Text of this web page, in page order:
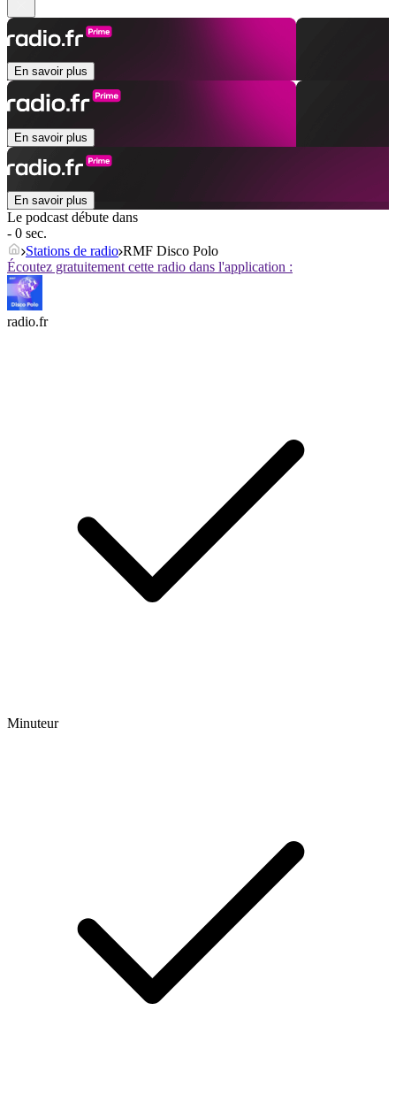
En savoir plus
En savoir plus
En savoir plus
Le podcast débute dans
- 0 sec.
Stations de radio RMF Disco Polo
Écoutez gratuitement cette radio dans l'application :
radio.fr
Minuteur